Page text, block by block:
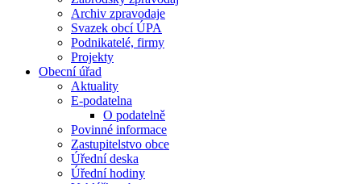
Archiv zpravodaje
Svazek obcí ÚPA
Podnikatelé, firmy
Projekty
Obecní úřad
Aktuality
E-podatelna
O podatelně
Povinné informace
Zastupitelstvo obce
Úřední deska
Úřední hodiny